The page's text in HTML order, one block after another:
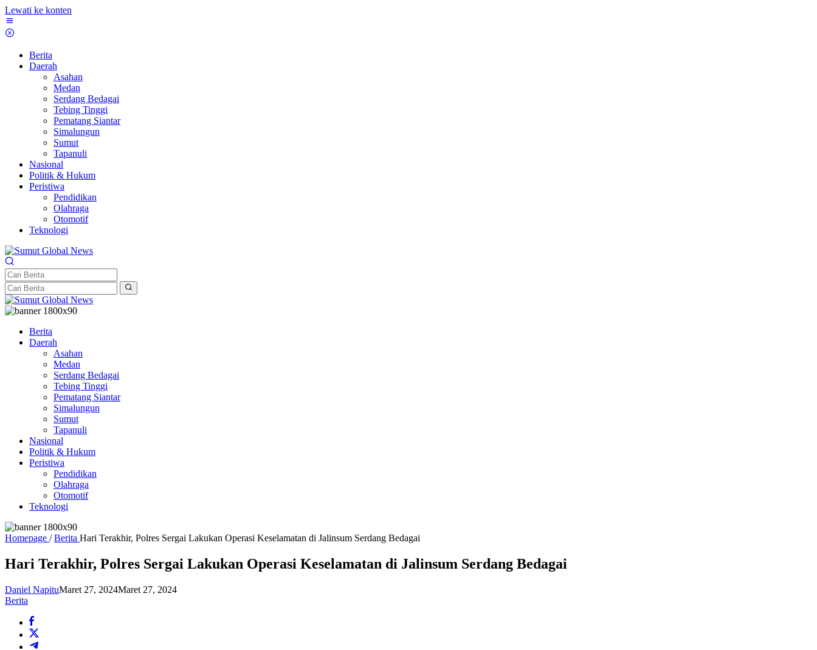
Lewati ke konten
Berita
Daerah
Asahan
Medan
Serdang Bedagai
Tebing Tinggi
Pematang Siantar
Simalungun
Sumut
Tapanuli
Nasional
Politik & Hukum
Peristiwa
Pendidikan
Olahraga
Otomotif
Teknologi
Berita
Daerah
Asahan
Medan
Serdang Bedagai
Tebing Tinggi
Pematang Siantar
Simalungun
Sumut
Tapanuli
Nasional
Politik & Hukum
Peristiwa
Pendidikan
Olahraga
Otomotif
Teknologi
Homepage / Berita Hari Terakhir, Polres Sergai Lakukan Operasi Keselamatan di Jalinsum Serdang Bedagai
Hari Terakhir, Polres Sergai Lakukan Operasi Keselamatan di Jalinsum Serdang Bedagai
Daniel NapituMaret 27, 2024Maret 27, 2024
Berita